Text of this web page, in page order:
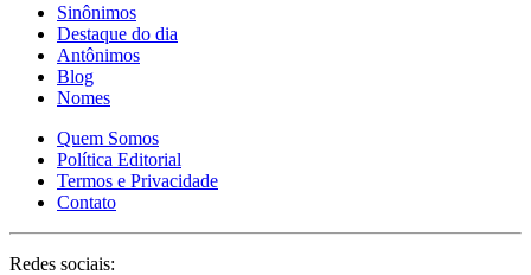
Sinônimos
Destaque do dia
Antônimos
Blog
Nomes
Quem Somos
Política Editorial
Termos e Privacidade
Contato
Redes sociais: